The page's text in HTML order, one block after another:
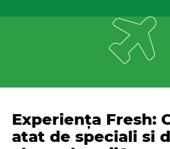
Experiența Fresh:
atat de speciali si